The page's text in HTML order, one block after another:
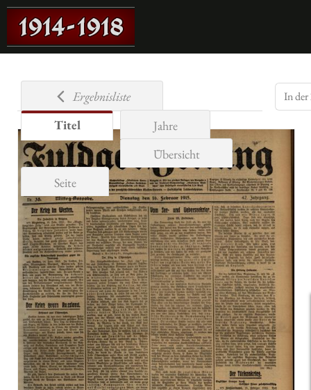
Ergebnisliste
Titel
Jahre
Übersicht
Seite